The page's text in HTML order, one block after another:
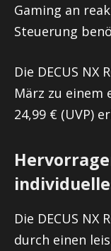
Gaming an
Steuerung
Die DECUS NX
März zu einem
24,99 € (UVP)
Die DECUS NX
durch einen